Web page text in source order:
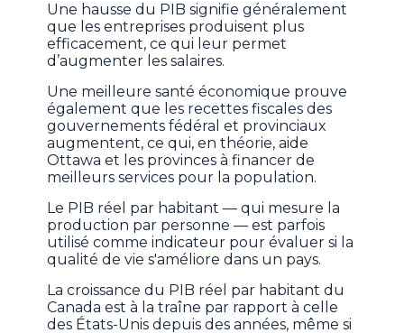
Une hausse du PIB signifie généralement
que les entreprises produisent plus
efficacement, ce qui leur permet
d’augmenter les salaires.
Une meilleure santé économique prouve
également que les recettes fiscales des
gouvernements fédéral et provinciaux
augmentent, ce qui, en théorie, aide
Ottawa et les provinces à financer de
meilleurs services pour la population.
Le PIB réel par habitant — qui mesure la
production par personne — est parfois
utilisé comme indicateur pour évaluer si la
qualité de vie s'améliore dans un pays.
La croissance du PIB réel par habitant du
Canada est à la traîne par rapport à celle
des États-Unis depuis des années, même si